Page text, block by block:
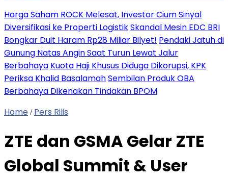
Harga Saham ROCK Melesat, Investor Cium Sinyal
Diversifikasi ke Properti LogistikSkandal Mesin EDC BRI
Bongkar Duit Haram Rp28 Miliar Bilyet! Pendaki Jatuh di
Gunung Natas Angin Saat Turun Lewat Jalur
Berbahaya Kuota Haji Khusus Diduga Dikorupsi, KPK
Periksa Khalid BasalamahSembilan Produk OBA
Berbahaya Dikenakan Tindakan BPOM
Home / Pers Rilis
ZTE dan GSMA Gelar ZTE
Global Summit & User